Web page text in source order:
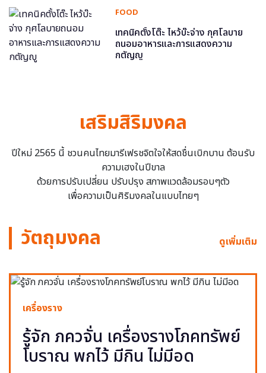
FOOD
เทคนิคตั้งโต๊ะ ไหว้บ๊ะจ่าง กุศโลบาย
ถนอมอาหารและการแสดงความ
กตัญญู
เสริมสิริมงคล
ปีใหม่ 2565 นี้ ชวนคนไทยมารีเฟรชจิตใจให้สดชื่นเบิกบาน ต้อนรับ
ความเฮงในปีขาล
ด้วยการปรับเปลี่ยน ปรับปรุง สภาพแวดล้อมรอบๆตัว
เพื่อความเป็นศิริมงคลในแบบไทยๆ
วัตถุมงคล ดูเพิ่มเติม
เครื่องราง
รู้จัก ภควจั่น เครื่องรางโภคทรัพย์
โบราณ พกไว้ มีกิน ไม่มีอด